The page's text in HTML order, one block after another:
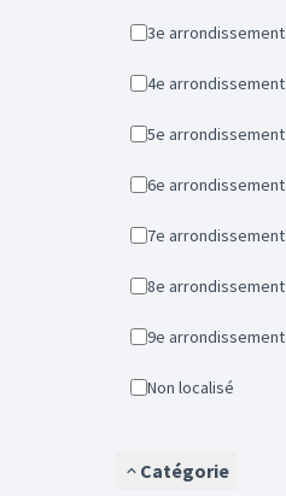
3e arrondissement
4e arrondissement
5e arrondissement
6e arrondissement
7e arrondissement
8e arrondissement
9e arrondissement
Non localisé
Catégorie